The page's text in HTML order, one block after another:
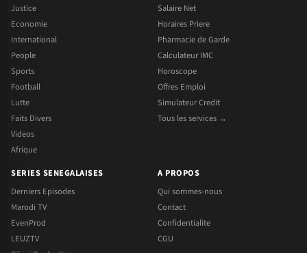
Justice
Economie
International
People
Sports
Football
Lutte
Faits Divers
Videos
Afrique
Salaire Net
Horaires Priere
Pharmacie de Garde
Calculateur IMC
Horoscope
Offres Emploi
Simulateur Credit
Tous les services →
SERIES SENEGALAISES
Derniers Episodes
Marodi TV
EvenProd
LEUZTV
A PROPOS
Qui sommes-nous
Contact
Confidentialite
CGU